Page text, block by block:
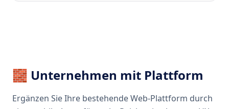
🧱 Unternehmen mit Plattform
Ergänzen Sie Ihre bestehende Web-Plattform durch